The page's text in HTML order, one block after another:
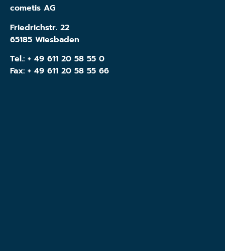
cometis AG
Friedrichstr. 22
65185 Wiesbaden
Tel.: + 49 611 20 58 55 0
Fax: + 49 611 20 58 55 66